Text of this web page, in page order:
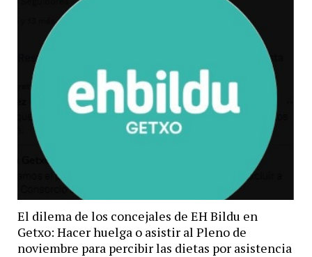
El dilema de los concejales de EH Bildu en
Getxo: Hacer huelga o asistir al Pleno de
noviembre para percibir las dietas por asistencia